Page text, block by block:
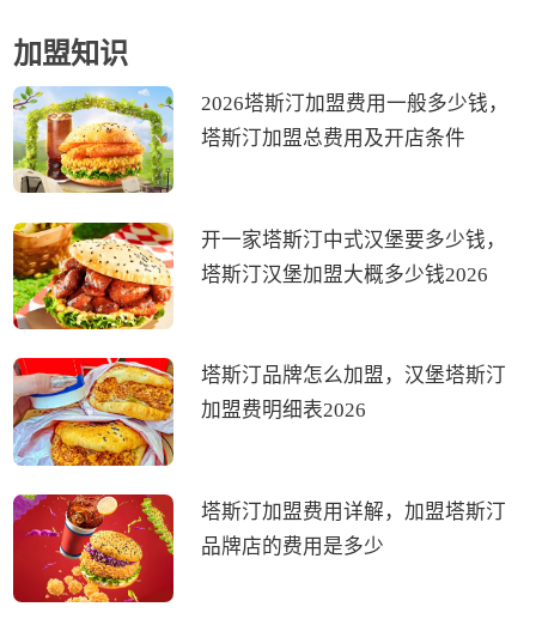
加盟知识
2026塔斯汀加盟费用一般多少钱，
塔斯汀加盟总费用及开店条件
开一家塔斯汀中式汉堡要多少钱，
塔斯汀汉堡加盟大概多少钱2026
塔斯汀品牌怎么加盟，汉堡塔斯汀
加盟费明细表2026
塔斯汀加盟费用详解，加盟塔斯汀
品牌店的费用是多少